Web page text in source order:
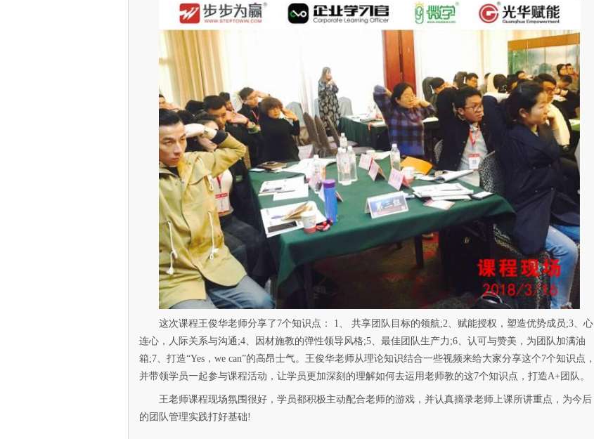
这次课程王俊华老师分享了7个知识点： 1、 共享团队目标的领航;2、赋能授权，塑造优势成员;3、心
连心，人际关系与沟通;4、因材施教的弹性领导风格;5、最佳团队生产力;6、认可与赞美，为团队加满油
箱;7、打造“Yes，we can”的高昂士气。王俊华老师从理论知识结合一些视频来给大家分享这个7个知识点，
并带领学员一起参与课程活动，让学员更加深刻的理解如何去运用老师教的这7个知识点，打造A+团队。
王老师课程现场氛围很好，学员都积极主动配合老师的游戏，并认真摘录老师上课所讲重点，为今后
的团队管理实践打好基础!